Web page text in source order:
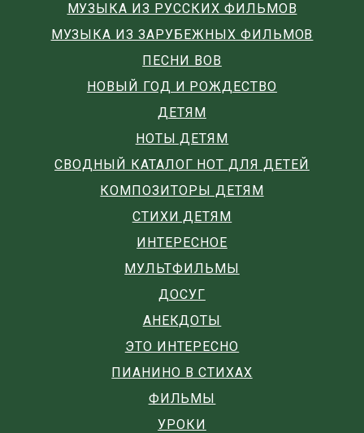
МУЗЫКА ИЗ РУССКИХ ФИЛЬМОВ
МУЗЫКА ИЗ ЗАРУБЕЖНЫХ ФИЛЬМОВ
ПЕСНИ ВОВ
НОВЫЙ ГОД И РОЖДЕСТВО
ДЕТЯМ
НОТЫ ДЕТЯМ
СВОДНЫЙ КАТАЛОГ НОТ ДЛЯ ДЕТЕЙ
КОМПОЗИТОРЫ ДЕТЯМ
СТИХИ ДЕТЯМ
ИНТЕРЕСНОЕ
МУЛЬТФИЛЬМЫ
ДОСУГ
АНЕКДОТЫ
ЭТО ИНТЕРЕСНО
ПИАНИНО В СТИХАХ
ФИЛЬМЫ
УРОКИ